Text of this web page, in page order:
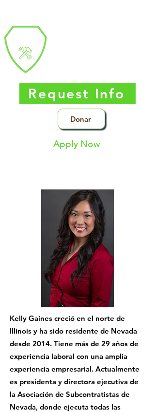
Donar
Request Info
Apply Now
Kelly Gaines creció en el norte de
Illinois y ha sido residente de Nevada
desde 2014. Tiene más de 29 años de
experiencia laboral con una amplia
experiencia empresarial. Actualmente
es presidenta y directora ejecutiva de
la Asociación de Subcontratistas de
Nevada, donde ejecuta todas las